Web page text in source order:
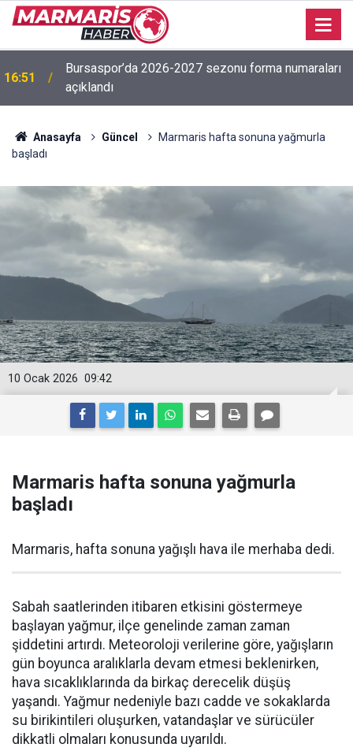
16:51
Bursaspor’da 2026-2027 sezonu forma numaraları
açıklandı
Anasayfa Güncel
Marmaris hafta sonuna yağmurla
başladı
09:42
10 Ocak 2026
Marmaris hafta sonuna yağmurla
başladı
Marmaris, hafta sonuna yağışlı hava ile merhaba dedi.
Sabah saatlerinden itibaren etkisini göstermeye
başlayan yağmur, ilçe genelinde zaman zaman
şiddetini artırdı. Meteoroloji verilerine göre, yağışların
gün boyunca aralıklarla devam etmesi beklenirken,
hava sıcaklıklarında da birkaç derecelik düşüş
yaşandı. Yağmur nedeniyle bazı cadde ve sokaklarda
su birikintileri oluşurken, vatandaşlar ve sürücüler
dikkatli olmaları konusunda uyarıldı.